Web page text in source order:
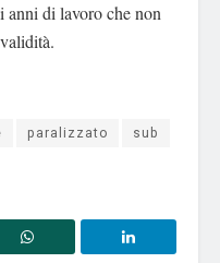
anni di lavoro che non
paralizzato
sub